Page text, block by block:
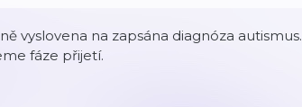
vyslovena na zapsána diagnóza autismus.
fáze přijetí.